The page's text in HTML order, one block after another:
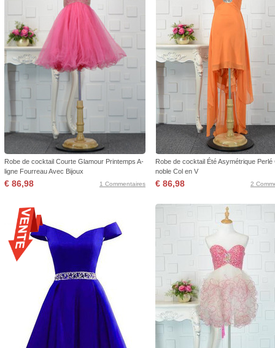
Robe de cocktail Courte Glamour Printemps A-
ligne Fourreau Avec Bijoux
€ 86,98 1 Commentaires
Robe de cocktail Été Asymétrique Perlé
noble Col en V
€ 86,98 2